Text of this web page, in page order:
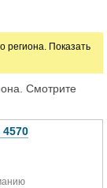
региона. Показать
Смотрите